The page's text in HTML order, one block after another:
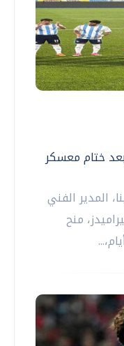
على راحة 4 أيام بعد ختام معسكر
المدير الفني
منح